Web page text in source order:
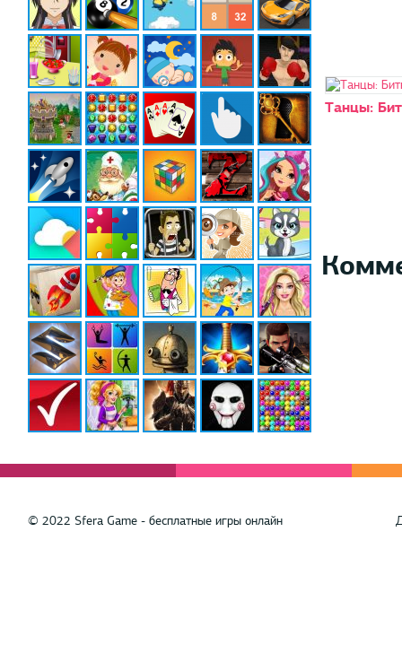
Танцы:
© 2022 Sfera Game - бесплатные игры онлайн